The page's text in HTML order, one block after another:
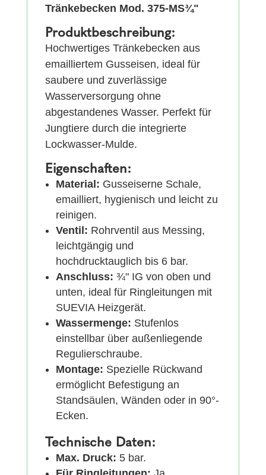
Tränkebecken Mod. 375-MS¾"
Produktbeschreibung:
Hochwertiges Tränkebecken aus
emailliertem Gusseisen, ideal für
saubere und zuverlässige
Wasserversorgung ohne
abgestandenes Wasser. Perfekt für
Jungtiere durch die integrierte
Lockwasser-Mulde.
Eigenschaften:
Material: Gusseiserne Schale,
emailliert, hygienisch und leicht zu
reinigen.
Ventil: Rohrventil aus Messing,
leichtgängig und
hochdrucktauglich bis 6 bar.
Anschluss: ¾" IG von oben und
unten, ideal für Ringleitungen mit
SUEVIA Heizgerät.
Wassermenge: Stufenlos
einstellbar über außenliegende
Regulierschraube.
Montage: Spezielle Rückwand
ermöglicht Befestigung an
Standsäulen, Wänden oder in 90°-
Ecken.
Technische Daten:
Max. Druck: 5 bar.